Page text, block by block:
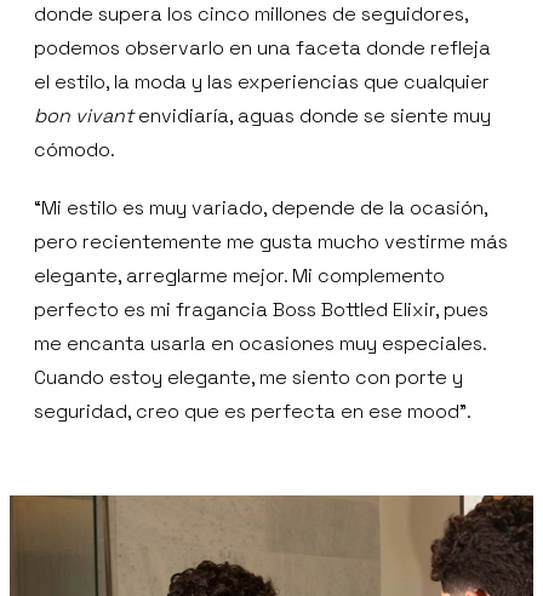
donde supera los cinco millones de seguidores,
podemos observarlo en una faceta donde refleja
el estilo, la moda y las experiencias que cualquier
bon vivantenvidiaría, aguas donde se siente muy
cómodo.
“Mi estilo es muy variado, depende de la ocasión,
pero recientemente me gusta mucho vestirme más
elegante, arreglarme mejor. Mi complemento
perfecto es mi fragancia Boss Bottled Elixir, pues
me encanta usarla en ocasiones muy especiales.
Cuando estoy elegante, me siento con porte y
seguridad, creo que es perfecta en ese mood”.